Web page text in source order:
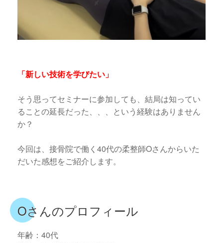
「新しい技術を学びたい」
そう思ってセミナーに参加しても、結局は知ってい
ることの延長だった、、、という経験はありません
か？
今回は、接骨院で働く40代の柔整師Oさんからいた
だいた感想をご紹介します。
Oさんのプロフィール
年齢：40代